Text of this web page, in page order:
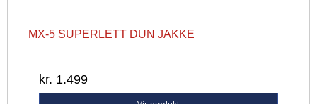
MX-5 SUPERLETT DUN JAKKE
kr. 1.499